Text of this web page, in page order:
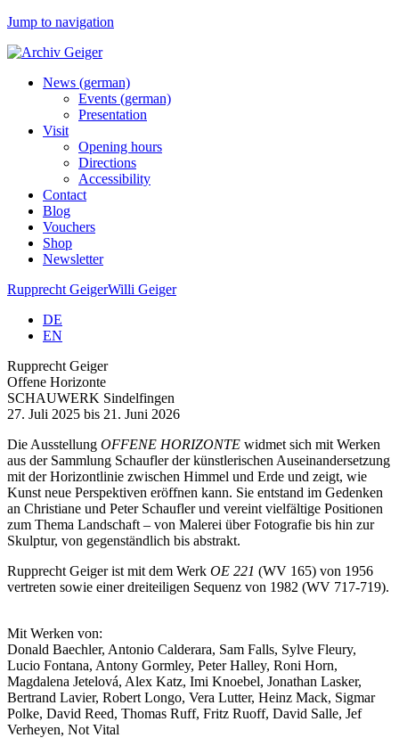
Jump to navigation
News (german)
Events (german)
Presentation
Visit
Opening hours
Directions
Accessibility
Contact
Blog
Vouchers
Shop
Newsletter
Rupprecht GeigerWilli Geiger
DE
EN
Rupprecht Geiger
Offene Horizonte
SCHAUWERK Sindelfingen
27. Juli 2025 bis 21. Juni 2026
Die Ausstellung OFFENE HORIZONTE widmet sich mit Werken
aus der Sammlung Schaufler der künstlerischen Auseinandersetzung
mit der Horizontlinie zwischen Himmel und Erde und zeigt, wie
Kunst neue Perspektiven eröffnen kann. Sie entstand im Gedenken
an Christiane und Peter Schaufler und vereint vielfältige Positionen
zum Thema Landschaft – von Malerei über Fotografie bis hin zur
Skulptur, von gegenständlich bis abstrakt.
Rupprecht Geiger ist mit dem Werk OE 221 (WV 165) von 1956
vertreten sowie einer dreiteiligen Sequenz von 1982 (WV 717-719).
Mit Werken von:
Donald Baechler, Antonio Calderara, Sam Falls, Sylve Fleury,
Lucio Fontana, Antony Gormley, Peter Halley, Roni Horn,
Magdalena Jetelová, Alex Katz, Imi Knoebel, Jonathan Lasker,
Bertrand Lavier, Robert Longo, Vera Lutter, Heinz Mack, Sigmar
Polke, David Reed, Thomas Ruff, Fritz Ruoff, David Salle, Jef
Verheyen, Not Vital